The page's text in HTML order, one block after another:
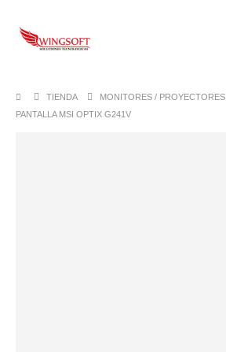
TIENDA
MONITORES / PROYECTORES
PANTALLA MSI OPTIX G241V